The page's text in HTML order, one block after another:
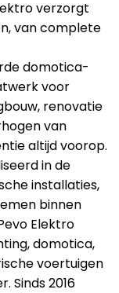
verzorgt
van complete
domotica-
voor
renovatie
van
altijd voorop.
in de
installaties,
binnen
Elektro
domotica,
voertuigen
Sinds 2016